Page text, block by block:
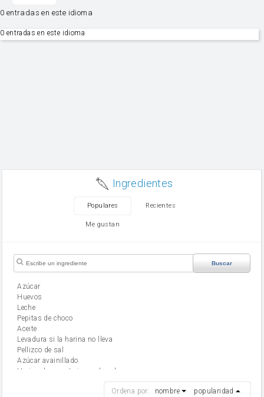
0 entradas en este idioma
0 entradas en este idioma
Ingredientes
Populares Recientes
Me gustan
Buscar
Azúcar
huevos
leche
Pepitas de choco
aceite
Levadura si la harina no lleva
Pellizco de sal
Azúcar avainillado
Harina de reposteria con levadura
Ordena por: nombre popularidad